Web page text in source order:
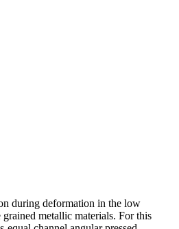
during deformation in the low
metallic materials. For this